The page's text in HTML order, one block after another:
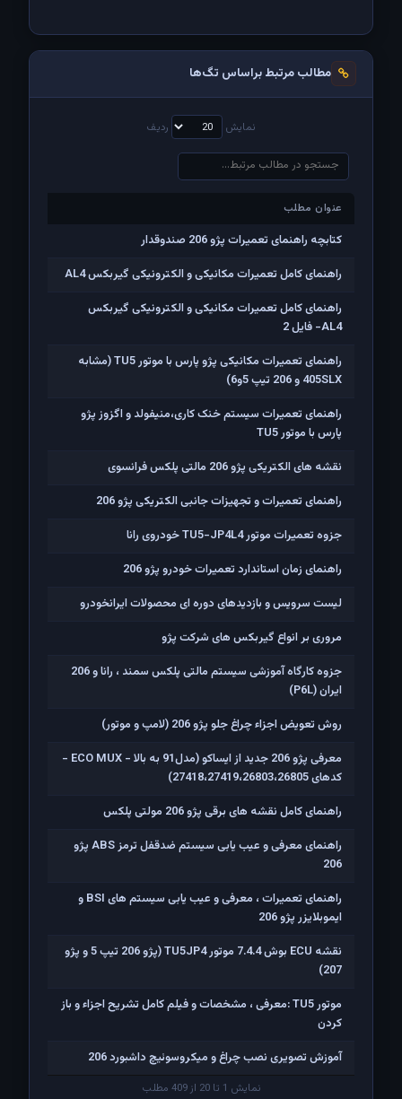
مطالب مرتبط براساس تگ‌ها
نمایش ردیف
عنوان مطلب
عنوان مطلب
کتابچه راهنمای تعمیرات پژو 206 صندوقدار
راهنمای کامل تعمیرات مکانیکی و الکترونیکی گیربکس AL4
راهنمای کامل تعمیرات مکانیکی و الکترونیکی گیربکس
AL4- فایل 2
راهنمای تعمیرات مکانیکی پژو پارس با موتور TU5 (مشابه
405SLX و 206 تیپ 5و6)
راهنمای تعمیرات سیستم خنک کاری،منیفولد و اگزوز پژو
پارس با موتور TU5
نقشه های الکتریکی پژو 206 مالتی پلکس فرانسوی
راهنمای تعمیرات و تجهیزات جانبی الکتریکی پژو 206
جزوه تعمیرات موتور TU5-JP4L4 خودروی رانا
راهنمای زمان استاندارد تعمیرات خودرو پژو 206
لیست سرویس و بازدیدهای دوره ای محصولات ایرانخودرو
مروری بر انواع گیربکس های شرکت پژو
جزوه کارگاه آموزشی سیستم مالتی پلکس سمند ، رانا و 206
ايران (P6L)
روش تعویض اجزاء چراغ جلو پژو 206 (لامپ و موتور)
معرفی پژو 206 جدید از ایساکو (مدل91 به بالا - ECO MUX -
کدهای 27418،27419،26803،26805)
راهنمای کامل نقشه های برقی پژو 206 مولتی پلکس
راهنمای معرفی و عیب یابی سیستم ضدقفل ترمز ABS پژو
206
راهنمای تعمیرات ، معرفی و عیب یابی سیستم های BSI و
ایموبلایزر پژو 206
نقشه ECU بوش 7.4.4 موتور TU5JP4 (پژو 206 تیپ 5 و پژو
207)
موتور TU5 :معرفی ، مشخصات و فیلم کامل تشریح اجزاء و باز
کردن
آموزش تصویری نصب چراغ و میکروسوئیچ داشبورد 206
نمایش 1 تا 20 از 409 مطلب